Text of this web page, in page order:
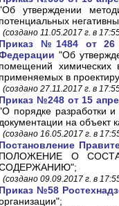
утверждении
потенциальных
(создано 11.05.2017 г. в
Приказ №1484 от 26
"Об
помещений химических
применяемых в
(создано 27.11.2017 г. в
Приказ №248 от 15
порядке разработки и
на объект
(создано 16.05.2017 г. в
Постановление
ПОЛОЖЕНИЕ О
(создано 09.09.2017 г. в
Приказ №58